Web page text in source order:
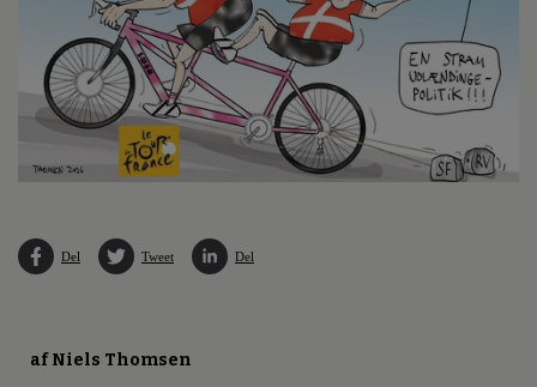
Del Tweet Del
af Niels Thomsen